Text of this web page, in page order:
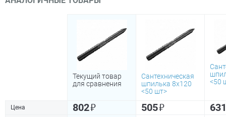
Текущий товар
для сравнения
Сантехническая
шпилька 8х120
<50 шт>
<50
Цена 802₽ 505₽